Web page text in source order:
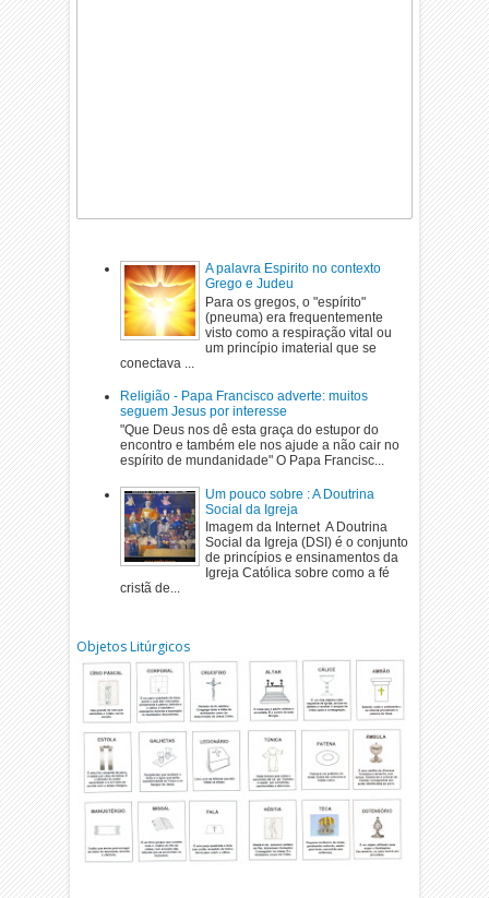
A palavra Espirito no contexto
Grego e Judeu
Para os gregos, o "espírito"
(pneuma) era frequentemente
visto como a respiração vital ou
um princípio imaterial que se
conectava ...
Religião - Papa Francisco adverte: muitos
seguem Jesus por interesse
"Que Deus nos dê esta graça do estupor do
encontro e também ele nos ajude a não cair no
espírito de mundanidade" O Papa Francisc...
Um pouco sobre : A Doutrina
Social da Igreja
Imagem da Internet A Doutrina
Social da Igreja (DSI) é o conjunto
de princípios e ensinamentos da
Igreja Católica sobre como a fé
cristã de...
Objetos Litúrgicos